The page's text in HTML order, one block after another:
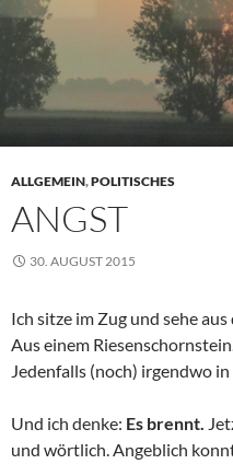
ALLGEMEIN,POLITISCHES
ANGST
30. AUGUST 2015
Ich sitze im Zug und sehe
Aus einem
Jedenfalls (noch) irgendwo
Und ich denke: Es brennt.
und wörtlich. Angeblich